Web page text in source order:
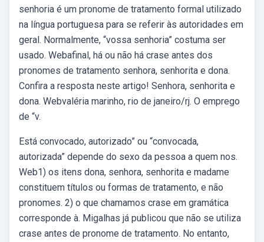
senhoria é um pronome de tratamento formal utilizado
na língua portuguesa para se referir às autoridades em
geral. Normalmente, “vossa senhoria” costuma ser
usado. Webafinal, há ou não há crase antes dos
pronomes de tratamento senhora, senhorita e dona.
Confira a resposta neste artigo! Senhora, senhorita e
dona. Webvaléria marinho, rio de janeiro/rj. O emprego
de “v.
Está convocado, autorizado” ou “convocada,
autorizada” depende do sexo da pessoa a quem nos.
Web1) os itens dona, senhora, senhorita e madame
constituem títulos ou formas de tratamento, e não
pronomes. 2) o que chamamos crase em gramática
corresponde à. Migalhas já publicou que não se utiliza
crase antes de pronome de tratamento. No entanto,